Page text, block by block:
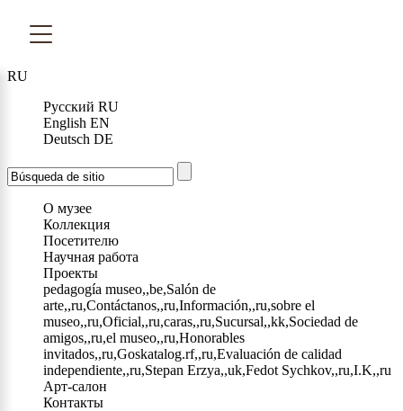
RU
Русский RU
English EN
Deutsch DE
О музее
Коллекция
Посетителю
Научная работа
Проекты
pedagogía museo,,be,Salón de
arte,,ru,Contáctanos,,ru,Información,,ru,sobre el
museo,,ru,Oficial,,ru,caras,,ru,Sucursal,,kk,Sociedad de
amigos,,ru,el museo,,ru,Honorables
invitados,,ru,Goskatalog.rf,,ru,Evaluación de calidad
independiente,,ru,Stepan Erzya,,uk,Fedot Sychkov,,ru,I.K,,ru
Арт-салон
Контакты